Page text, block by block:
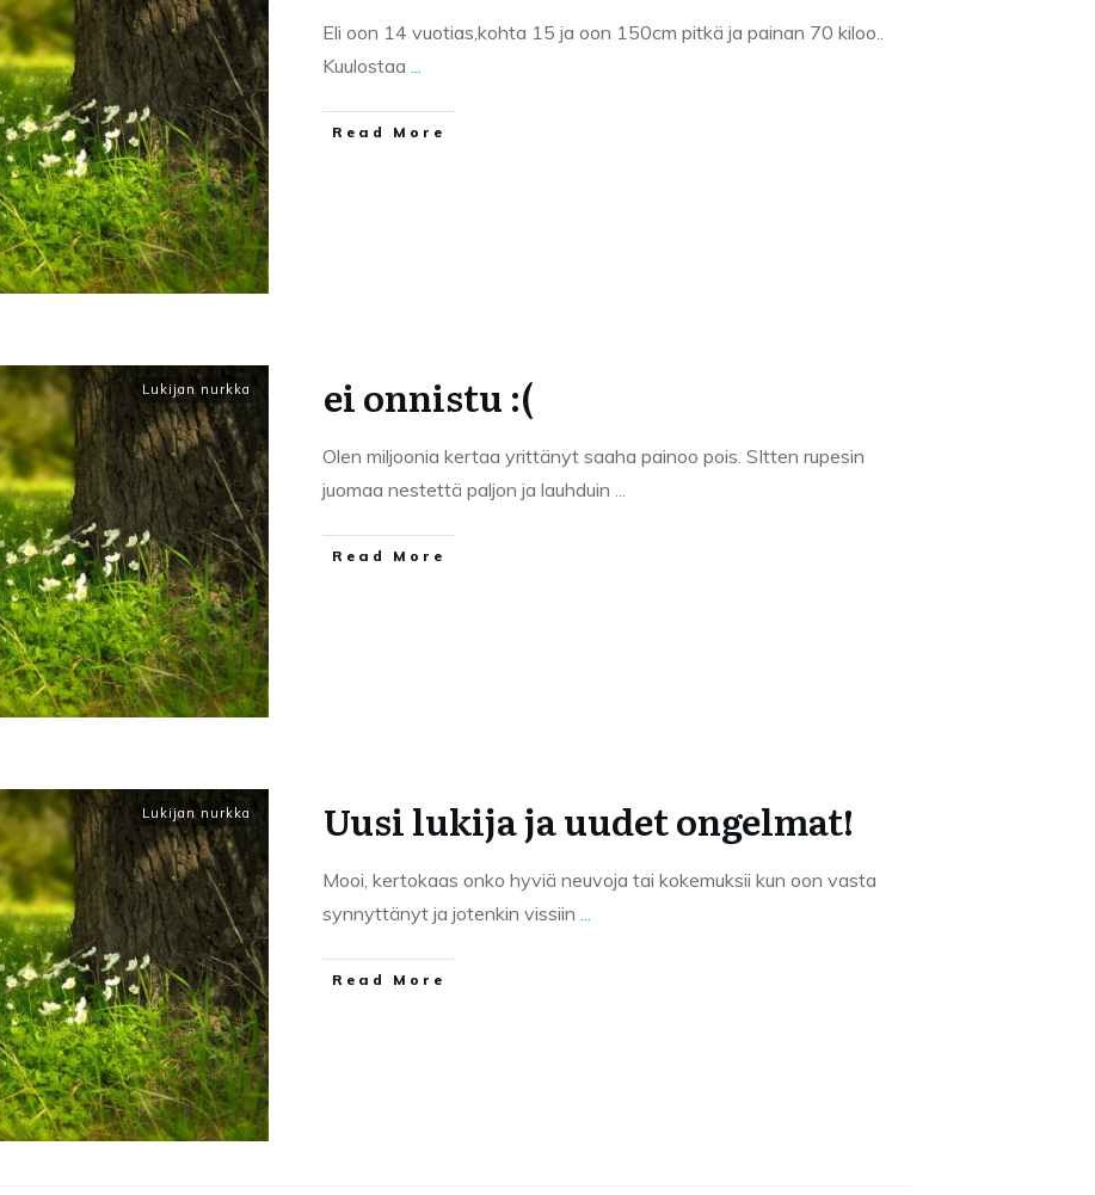
Eli oon 14 vuotias,kohta 15 ja oon 150cm pitkä ja painan 70 kiloo..
Kuulostaa ...
Read More
Lukijan nurkka ei onnistu :(
Olen miljoonia kertaa yrittänyt saaha painoo pois. SItten rupesin
juomaa nestettä paljon ja lauhduin ...
Read More
Lukijan nurkka Uusi lukija ja uudet ongelmat!
Mooi, kertokaas onko hyviä neuvoja tai kokemuksii kun oon vasta
synnyttänyt ja jotenkin vissiin ...
Read More